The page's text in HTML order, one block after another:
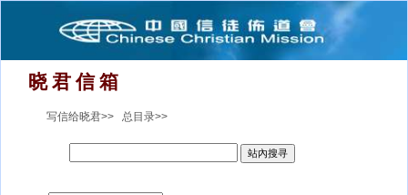
晓 君 信 箱
写信给晓君>> 总目录>>